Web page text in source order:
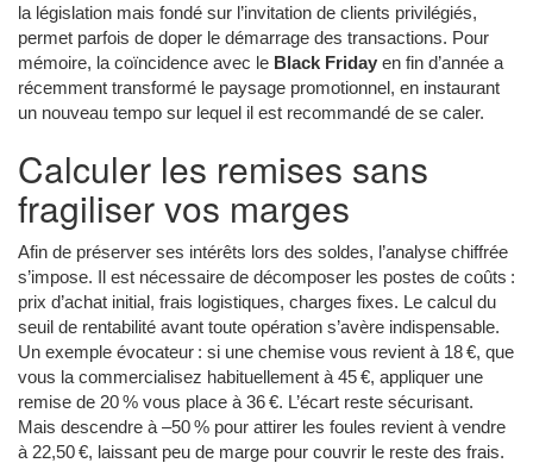
la législation mais fondé sur l’invitation de clients privilégiés,
permet parfois de doper le démarrage des transactions. Pour
mémoire, la coïncidence avec le Black Friday en fin d’année a
récemment transformé le paysage promotionnel, en instaurant
un nouveau tempo sur lequel il est recommandé de se caler.
Calculer les remises sans
fragiliser vos marges
Afin de préserver ses intérêts lors des soldes, l’analyse chiffrée
s’impose. Il est nécessaire de décomposer les postes de coûts :
prix d’achat initial, frais logistiques, charges fixes. Le calcul du
seuil de rentabilité avant toute opération s’avère indispensable.
Un exemple évocateur : si une chemise vous revient à 18 €, que
vous la commercialisez habituellement à 45 €, appliquer une
remise de 20 % vous place à 36 €. L’écart reste sécurisant.
Mais descendre à –50 % pour attirer les foules revient à vendre
à 22,50 €, laissant peu de marge pour couvrir le reste des frais.